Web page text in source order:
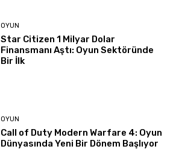
OYUN
Star Citizen 1 Milyar Dolar
Finansmanı Aştı: Oyun Sektöründe
Bir İlk
OYUN
Call of Duty Modern Warfare 4: Oyun
Dünyasında Yeni Bir Dönem Başlıyor